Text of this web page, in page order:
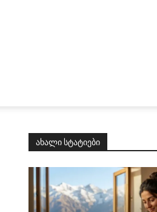
ახალი სტატიები